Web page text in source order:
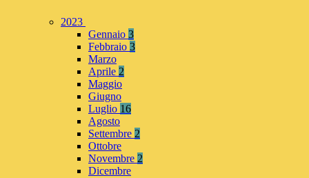
2023
Gennaio 3
Febbraio 3
Marzo
Aprile 2
Maggio
Giugno
Luglio 16
Agosto
Settembre 2
Ottobre
Novembre 2
Dicembre